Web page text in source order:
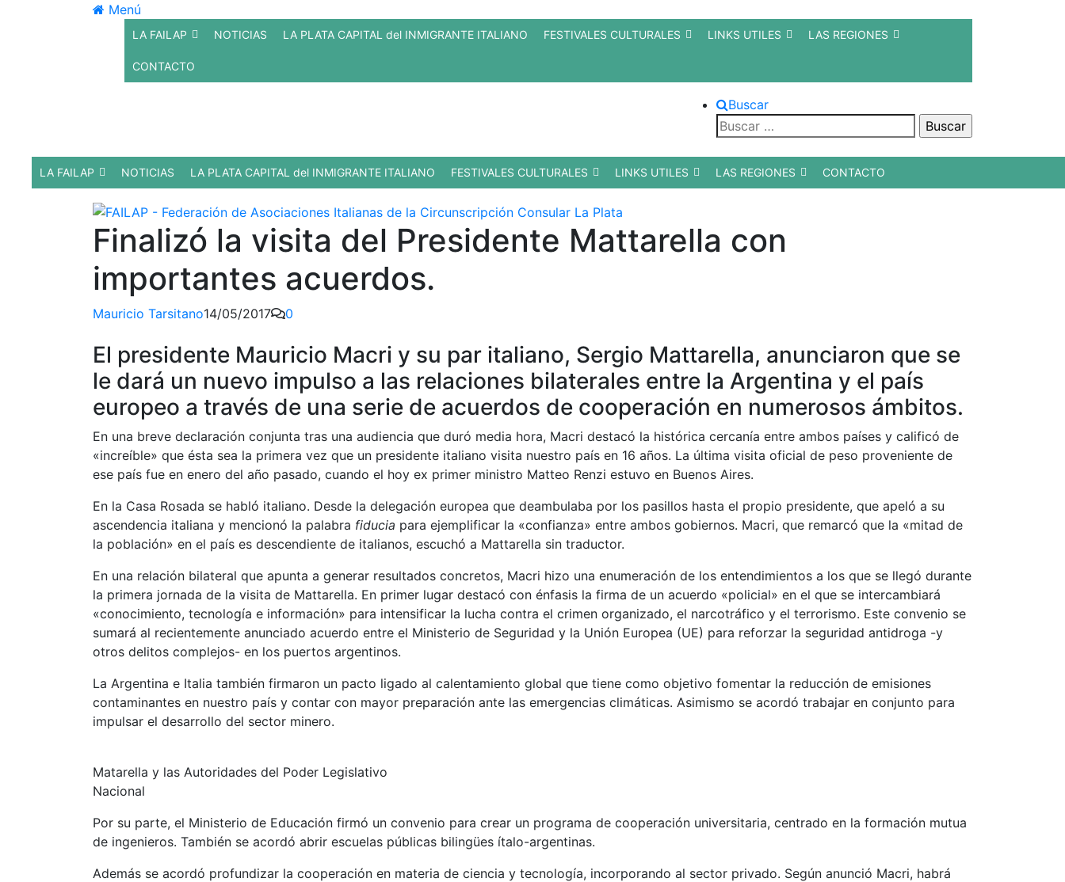
Menú
LA FAILAP NOTICIAS LA PLATA CAPITAL del INMIGRANTE ITALIANO FESTIVALES CULTURALES LINKS UTILES LAS REGIONES
CONTACTO
Buscar
Buscar:
LA FAILAP NOTICIAS LA PLATA CAPITAL del INMIGRANTE ITALIANO FESTIVALES CULTURALES LINKS UTILES LAS REGIONES CONTACTO
Finalizó la visita del Presidente Mattarella con
importantes acuerdos.
Mauricio Tarsitano14/05/2017 0
El presidente Mauricio Macri y su par italiano, Sergio Mattarella, anunciaron que se
le dará un nuevo impulso a las relaciones bilaterales entre la Argentina y el país
europeo a través de una serie de acuerdos de cooperación en numerosos ámbitos.
En una breve declaración conjunta tras una audiencia que duró media hora, Macri destacó la histórica cercanía entre ambos países y calificó de
«increíble» que ésta sea la primera vez que un presidente italiano visita nuestro país en 16 años. La última visita oficial de peso proveniente de
ese país fue en enero del año pasado, cuando el hoy ex primer ministro Matteo Renzi estuvo en Buenos Aires.
En la Casa Rosada se habló italiano. Desde la delegación europea que deambulaba por los pasillos hasta el propio presidente, que apeló a su
ascendencia italiana y mencionó la palabra fiducia para ejemplificar la «confianza» entre ambos gobiernos. Macri, que remarcó que la «mitad de
la población» en el país es descendiente de italianos, escuchó a Mattarella sin traductor.
En una relación bilateral que apunta a generar resultados concretos, Macri hizo una enumeración de los entendimientos a los que se llegó durante
la primera jornada de la visita de Mattarella. En primer lugar destacó con énfasis la firma de un acuerdo «policial» en el que se intercambiará
«conocimiento, tecnología e información» para intensificar la lucha contra el crimen organizado, el narcotráfico y el terrorismo. Este convenio se
sumará al recientemente anunciado acuerdo entre el Ministerio de Seguridad y la Unión Europea (UE) para reforzar la seguridad antidroga -y
otros delitos complejos- en los puertos argentinos.
La Argentina e Italia también firmaron un pacto ligado al calentamiento global que tiene como objetivo fomentar la reducción de emisiones
contaminantes en nuestro país y contar con mayor preparación ante las emergencias climáticas. Asimismo se acordó trabajar en conjunto para
impulsar el desarrollo del sector minero.
Matarella y las Autoridades del Poder Legislativo
Nacional
Por su parte, el Ministerio de Educación firmó un convenio para crear un programa de cooperación universitaria, centrado en la formación mutua
de ingenieros. También se acordó abrir escuelas públicas bilingües ítalo-argentinas.
Además se acordó profundizar la cooperación en materia de ciencia y tecnología, incorporando al sector privado. Según anunció Macri, habrá